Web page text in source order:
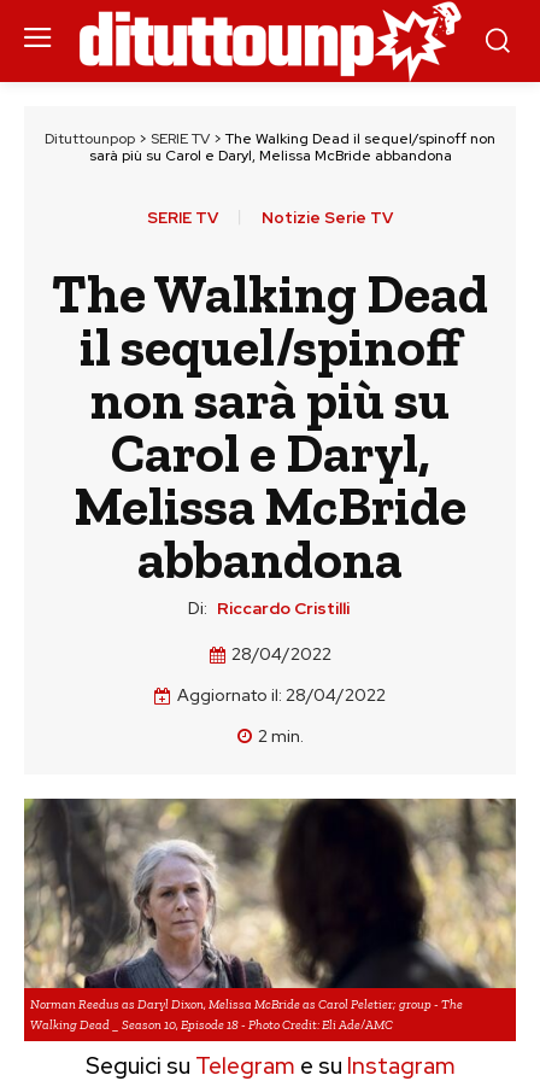
Dituttounpop > SERIE TV > The Walking Dead il sequel/spinoff non
sarà più su Carol e Daryl, Melissa McBride abbandona
SERIE TV Notizie Serie TV
The Walking Dead
il sequel/spinoff
non sarà più su
Carol e Daryl,
Melissa McBride
abbandona
Di: Riccardo Cristilli
28/04/2022
Aggiornato il: 28/04/2022
2min.
Norman Reedus as Daryl Dixon, Melissa McBride as Carol Peletier; group - The
Walking Dead _ Season 10, Episode 18 - Photo Credit: Eli Ade/AMC
Seguici su Telegram e su Instagram